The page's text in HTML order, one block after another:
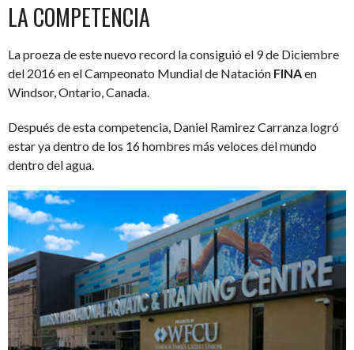
LA COMPETENCIA
La proeza de este nuevo record la consiguió el 9 de Diciembre
del 2016 en el Campeonato Mundial de Natación FINAen
Windsor, Ontario, Canada.
Después de esta competencia, Daniel Ramirez Carranza logró
estar ya dentro de los 16 hombres más veloces del mundo
dentro del agua.